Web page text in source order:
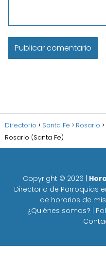
Directorio Santa Fe Rosario
Rosario (Santa Fe)
Copyright © 2026
Directorio de Parroquias
de horarios de
¿Quiénes somos?